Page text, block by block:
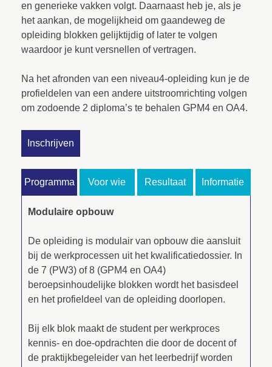
en generieke vakken volgt. Daarnaast heb je, als je
het aankan, de mogelijkheid om gaandeweg de
opleiding blokken gelijktijdig of later te volgen
waardoor je kunt versnellen of vertragen.
Na het afronden van een niveau4-opleiding kun je de
profieldelen van een andere uitstroomrichting volgen
om zodoende 2 diploma’s te behalen GPM4 en OA4.
Inschrijven
Programma Voor wie Resultaat Informatie
Modulaire opbouw
De opleiding is modulair van opbouw die aansluit
bij de werkprocessen uit het kwalificatiedossier. In
de 7 (PW3) of 8 (GPM4 en OA4)
beroepsinhoudelijke blokken wordt het basisdeel
en het profieldeel van de opleiding doorlopen.
Bij elk blok maakt de student per werkproces
kennis- en doe-opdrachten die door de docent of
de praktijkbegeleider van het leerbedrijf worden